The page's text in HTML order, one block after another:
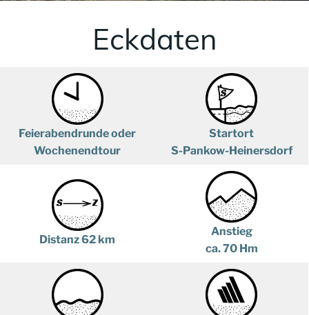
Eckdaten
Feierabendrunde oder
Wochenendtour
Startort
S-Pankow-Heinersdorf
Distanz 62 km
Anstieg
ca. 70 Hm